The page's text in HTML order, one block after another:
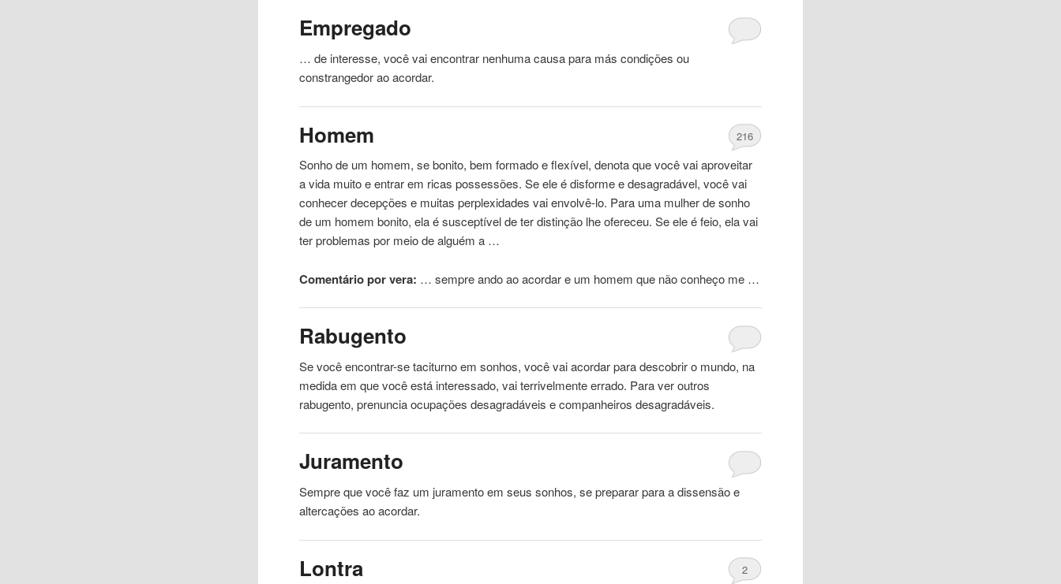
Empregado
… de interesse, você vai encontrar nenhuma causa para más condições ou
constrangedor aoacordar.
Homem 216
Sonho de um homem, se bonito, bem formado e flexível, denota que você vai aproveitar
a vida muito e entrar em ricas possessões. Se ele é disforme e desagradável, você vai
conhecer decepções e muitas perplexidades vai envolvê-lo. Para uma mulher de sonho
de um homem bonito, ela é susceptível de ter distinção lhe ofereceu. Se ele é feio, ela vai
ter problemas por meio de alguém a …
Comentário por vera: … sempre ando aoacordare um homem que não conheço me …
Rabugento
Se você encontrar-se taciturno em sonhos, você vaiacordarpara descobrir o mundo, na
medida em que você está interessado, vai terrivelmente errado. Para ver outros
rabugento, prenuncia ocupações desagradáveis ​​e companheiros desagradáveis.
Juramento
Sempre que você faz um juramento em seus sonhos, se preparar para a dissensão e
altercações aoacordar.
Lontra 2